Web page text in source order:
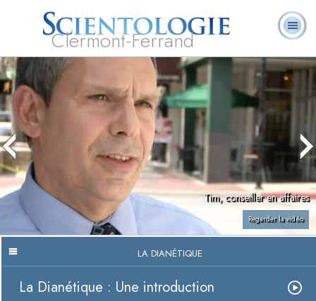
Clermont-Ferrand
L. Ron Hubbard
Ministres
volontaires
Foire aux
questions
Livres
Tim, conseiller en affaires
Regarder la vidéo
LA DIANÉTIQUE
La Dianétique : Une introduction